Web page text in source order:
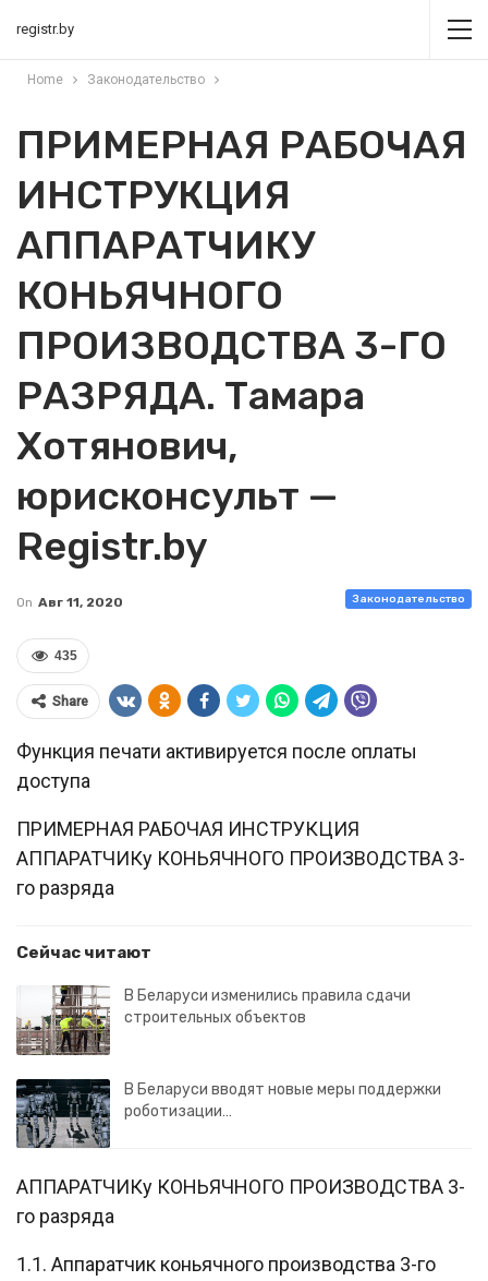
registr.by
Home Законодательство
ПРИМЕРНАЯ РАБОЧАЯ
ИНСТРУКЦИЯ
АППАРАТЧИКУ
КОНЬЯЧНОГО
ПРОИЗВОДСТВА 3-ГО
РАЗРЯДА. Тамара
Хотянович,
юрисконсульт —
Registr.by
Законодательство
On Авг 11, 2020
435
Share
Функция печати активируется после оплаты
доступа
ПРИМЕРНАЯ РАБОЧАЯ ИНСТРУКЦИЯ
АППАРАТЧИКу КОНЬЯЧНОГО ПРОИЗВОДСТВА 3-
го разряда
Сейчас читают
В Беларуси изменились правила сдачи
строительных объектов
В Беларуси вводят новые меры поддержки
роботизации…
АППАРАТЧИКу КОНЬЯЧНОГО ПРОИЗВОДСТВА 3-
го разряда
1.1. Аппаратчик коньячного производства 3-го